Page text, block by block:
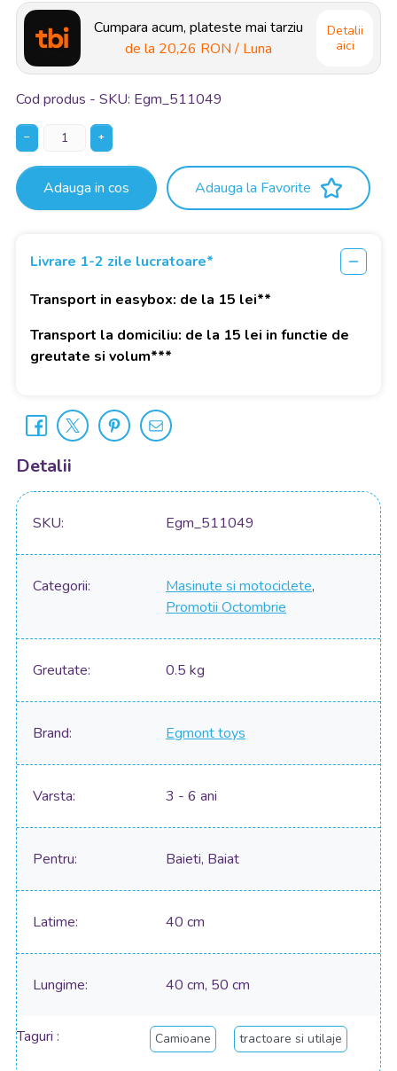
Cumpara acum, plateste mai tarziu
de la 20,26 RON / Luna
Detalii
aici
Cod produs - SKU Egm_511049
− +
Adauga in cos Adauga la Favorite
Livrare 1-2 zile lucratoare*
Transport in easybox: de la 15 lei**
Transport la domiciliu: de la 15 lei in functie de
greutate si volum***
Detalii
SKU Egm_511049
Categorii Masinute si motociclete,
Promotii Octombrie
Greutate 0.5 kg
Brand Egmont toys
Varsta 3 - 6 ani
Pentru Baieti, Baiat
Latime 40 cm
Lungime 40 cm, 50 cm
Taguri Camioane tractoare si utilaje